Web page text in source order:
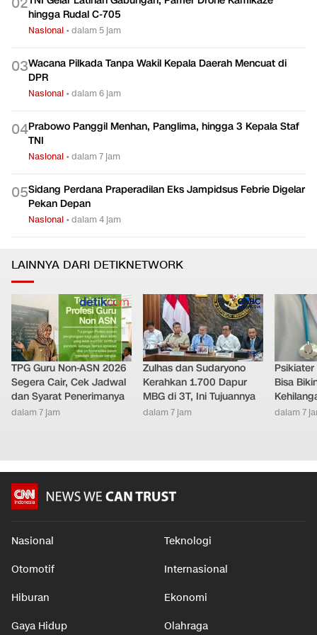
hingga Rudal C-705
Nasional •dalam 5 jam
03Wacana Pilkada Tanpa Wakil Kepala Daerah Mencuat di
DPR
Nasional •dalam 6 jam
04Prabowo Panggil Menhan, Panglima, hingga 3 Kepala Staf
TNI
Nasional •dalam 7 jam
05Sidang Perdana Praperadilan Eks Jampidsus Febrie Digelar
Pekan Depan
Nasional •dalam 4 jam
LAINNYA DARI DETIKNETWORK
TPG Guru Non-ASN 2026
Segera Cair, Cek Jadwal
dan Syarat Penerimanya
dalam 7 jam
Zulhas dan Sudaryono
Kerahkan 1.700 Dapur
MBG di 3T, Ini Tujuannya
dalam 7 jam
Bisa
dalam 7
Nasional Teknologi
Otomotif Internasional
Hiburan Ekonomi
Gaya Hidup Olahraga